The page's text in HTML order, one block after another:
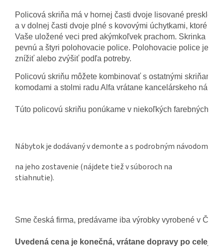
Policová skriňa má v hornej časti dvoje lisované
a v dolnej časti dvoje plné s kovovými úchytkami, ktoré
Vaše uložené veci pred akýmkoľvek prachom. Skrinka má
pevnú a štyri polohovacie police. Polohovacie police je
znížiť alebo zvýšiť podľa potreby.
Policovú skriňu môžete kombinovať s ostatnými skriňami,
komodami a stolmi radu Alfa vrátane kancelárskeho
Túto policovú skriňu ponúkame v niekoľkých farebných
Nábytok je dodávaný v demonte a s podrobným návodom
na jeho zostavenie (nájdete tiež v súboroch na
stiahnutie).
Sme česká firma, predávame iba výrobky vyrobené v ČR.
Uvedená cena je konečná, vrátane dopravy po celej